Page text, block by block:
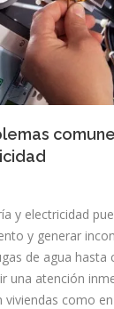
y electricidad
y generar
de agua hasta
una atención
como